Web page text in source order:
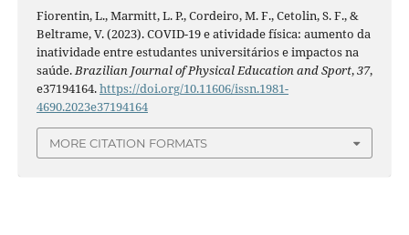
Fiorentin, L., Marmitt, L. P., Cordeiro, M. F., Cetolin, S. F., &
Beltrame, V. (2023). COVID-19 e atividade física: aumento da
inatividade entre estudantes universitários e impactos na
saúde.Brazilian Journal of Physical Education and Sport,37,
e37194164.https://doi.org/10.11606/issn.1981-
4690.2023e37194164
MORE CITATION FORMATS